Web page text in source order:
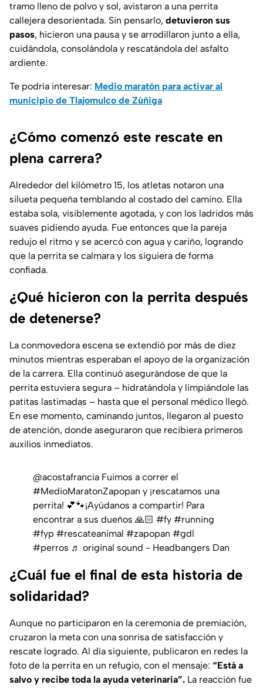
tramo lleno de polvo y sol, avistaron a una perrita
callejera desorientada. Sin pensarlo, detuvieron sus
pasos, hicieron una pausa y se arrodillaron junto a ella,
cuidándola, consolándola y rescatándola del asfalto
ardiente.
Te podría interesar: Medio maratón para activar al
municipio de Tlajomulco de Zúñiga
¿Cómo comenzó este rescate en
plena carrera?
Alrededor del kilómetro 15, los atletas notaron una
silueta pequeña temblando al costado del camino. Ella
estaba sola, visiblemente agotada, y con los ladridos más
suaves pidiendo ayuda. Fue entonces que la pareja
redujo el ritmo y se acercó con agua y cariño, logrando
que la perrita se calmara y los siguiera de forma
confiada.
¿Qué hicieron con la perrita después
de detenerse?
La conmovedora escena se extendió por más de diez
minutos mientras esperaban el apoyo de la organización
de la carrera. Ella continuó asegurándose de que la
perrita estuviera segura – hidratándola y limpiándole las
patitas lastimadas – hasta que el personal médico llegó.
En ese momento, caminando juntos, llegaron al puesto
de atención, donde aseguraron que recibiera primeros
auxilios inmediatos.
@acostafrancia Fuimos a correr el
#MedioMaratonZapopan y ¡rescatamos una
perrita! 💕🐾¡Ayúdanos a compartir! Para
encontrar a sus dueños 🙏🏻 #fy #running
#fyp #rescateanimal #zapopan #gdl
#perros ♬ original sound - Headbangers Dan
¿Cuál fue el final de esta historia de
solidaridad?
Aunque no participaron en la ceremonia de premiación,
cruzaron la meta con una sonrisa de satisfacción y
rescate logrado. Al día siguiente, publicaron en redes la
foto de la perrita en un refugio, con el mensaje: “Está a
salvo y recibe toda la ayuda veterinaria”. La reacción fue